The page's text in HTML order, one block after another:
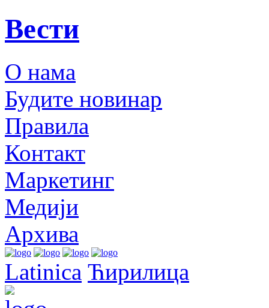
Вести
О нама
Будите новинар
Правила
Контакт
Маркетинг
Медији
Архива
Latinica Ћирилица